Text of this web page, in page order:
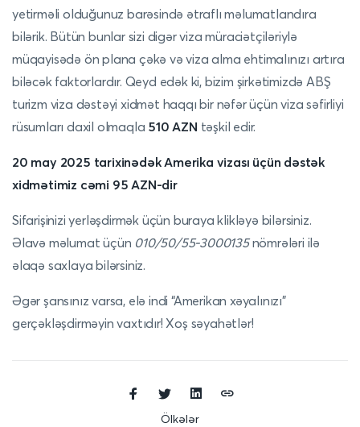
yetirməli olduğunuz barəsində ətraflı məlumatlandıra
bilərik. Bütün bunlar sizi digər viza müraciətçiləriylə
müqayisədə ön plana çəkə və viza alma ehtimalınızı artıra
biləcək faktorlardır. Qeyd edək ki, bizim şirkətimizdə ABŞ
turizm viza dəstəyi xidmət haqqı bir nəfər üçün viza səfirliyi
rüsumları daxil olmaqla 510 AZN təşkil edir.
20 may 2025 tarixinədək Amerika vizası üçün dəstək
xidmətimiz cəmi 95 AZN-dir
Sifarişinizi yerləşdirmək üçün buraya klikləyə bilərsiniz.
Əlavə məlumat üçün 010/50/55-3000135nömrələri ilə
əlaqə saxlaya bilərsiniz.
Əgər şansınız varsa, elə indi “Amerikan xəyalınızı”
gerçəkləşdirməyin vaxtıdır! Xoş səyahətlər!
Ölkələr